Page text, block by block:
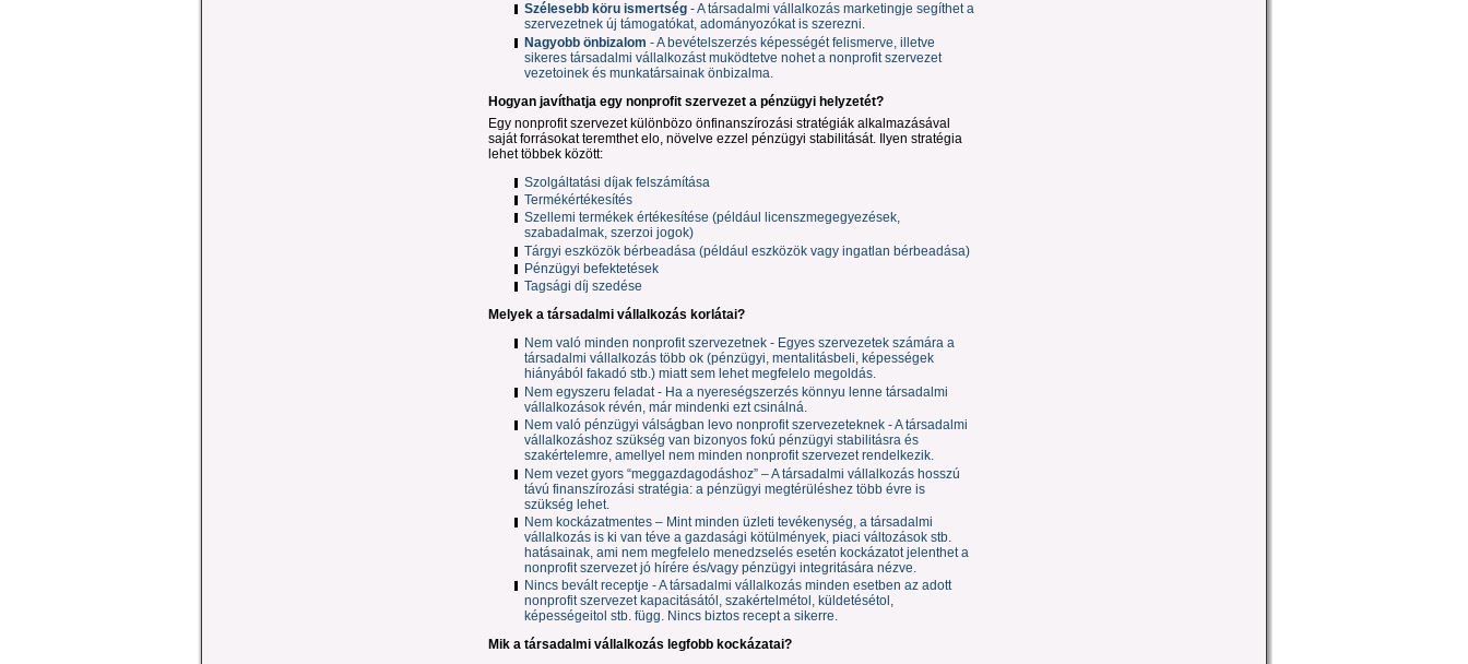
Szélesebb köru ismertség - A társadalmi vállalkozás marketingje segíthet a
szervezetnek új támogatókat, adományozókat is szerezni.
Nagyobb önbizalom - A bevételszerzés képességét felismerve, illetve
sikeres társadalmi vállalkozást muködtetve nohet a nonprofit szervezet
vezetoinek és munkatársainak önbizalma.
Hogyan javíthatja egy nonprofit szervezet a pénzügyi helyzetét?
Egy nonprofit szervezet különbözo önfinanszírozási stratégiák alkalmazásával
saját forrásokat teremthet elo, növelve ezzel pénzügyi stabilitását. Ilyen stratégia
lehet többek között:
Szolgáltatási díjak felszámítása
Termékértékesítés
Szellemi termékek értékesítése (például licenszmegegyezések,
szabadalmak, szerzoi jogok)
Tárgyi eszközök bérbeadása (például eszközök vagy ingatlan bérbeadása)
Pénzügyi befektetések
Tagsági díj szedése
Melyek a társadalmi vállalkozás korlátai?
Nem való minden nonprofit szervezetnek - Egyes szervezetek számára a
társadalmi vállalkozás több ok (pénzügyi, mentalitásbeli, képességek
hiányából fakadó stb.) miatt sem lehet megfelelo megoldás.
Nem egyszeru feladat - Ha a nyereségszerzés könnyu lenne társadalmi
vállalkozások révén, már mindenki ezt csinálná.
Nem való pénzügyi válságban levo nonprofit szervezeteknek - A társadalmi
vállalkozáshoz szükség van bizonyos fokú pénzügyi stabilitásra és
szakértelemre, amellyel nem minden nonprofit szervezet rendelkezik.
Nem vezet gyors “meggazdagodáshoz” – A társadalmi vállalkozás hosszú
távú finanszírozási stratégia: a pénzügyi megtérüléshez több évre is
szükség lehet.
Nem kockázatmentes – Mint minden üzleti tevékenység, a társadalmi
vállalkozás is ki van téve a gazdasági kötülmények, piaci változások stb.
hatásainak, ami nem megfelelo menedzselés esetén kockázatot jelenthet a
nonprofit szervezet jó hírére és/vagy pénzügyi integritására nézve.
Nincs bevált receptje - A társadalmi vállalkozás minden esetben az adott
nonprofit szervezet kapacitásától, szakértelmétol, küldetésétol,
képességeitol stb. függ. Nincs biztos recept a sikerre.
Mik a társadalmi vállalkozás legfobb kockázatai?